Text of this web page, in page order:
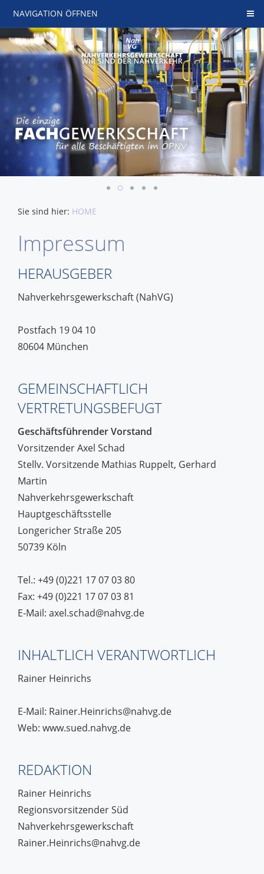
NAVIGATION ÖFFNEN
Sie sind hier: HOME
Impressum
HERAUSGEBER
Nahverkehrsgewerkschaft (NahVG)
Postfach 19 04 10
80604 München
GEMEINSCHAFTLICH
VERTRETUNGSBEFUGT
Geschäftsführender Vorstand
Vorsitzender Axel Schad
Stellv. Vorsitzende Mathias Ruppelt, Gerhard
Martin
Nahverkehrsgewerkschaft
Hauptgeschäftsstelle
Longericher Straße 205
50739 Köln
Tel.: +49 (0)221 17 07 03 80
Fax: +49 (0)221 17 07 03 81
E-Mail: axel.schad@nahvg.de
INHALTLICH VERANTWORTLICH
Rainer Heinrichs
E-Mail: Rainer.Heinrichs@nahvg.de
Web: www.sued.nahvg.de
REDAKTION
Rainer Heinrichs
Regionsvorsitzender Süd
Nahverkehrsgewerkschaft
Rainer.Heinrichs@nahvg.de